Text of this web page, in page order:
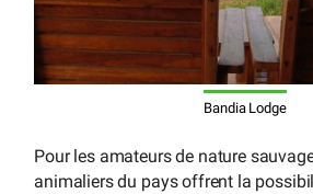
Bandia Lodge
Pour les amateurs de nature
animaliers du pays offrent la